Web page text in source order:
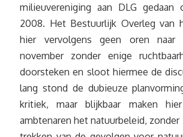
milieuvereniging aan DLG
2008. Het Bestuurlijk Overleg van
hier vervolgens geen oren
november zonder enige
doorsteken en sloot hiermee de
lang stond de dubieuze
kritiek, maar blijkbaar maken
ambtenaren het natuurbeleid, zonder